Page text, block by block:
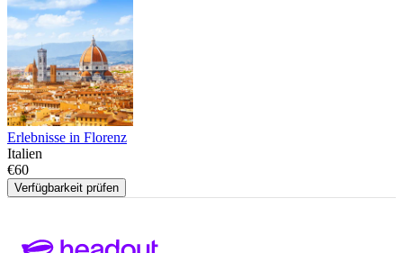
Erlebnisse in Florenz
Italien
€60
Verfügbarkeit prüfen